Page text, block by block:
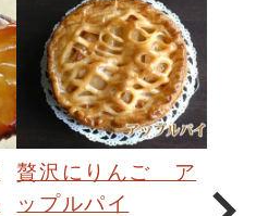
贅沢にりんご ア
ップルパイ